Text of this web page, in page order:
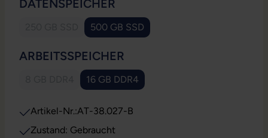
DATENSPEICHER
(Diese Option ist zurzeit nicht verfügbar.)
500 GB SSD
ARBEITSSPEICHER
(Diese Option ist zurzeit nicht verfügbar.)
16 GB DDR4
Artikel-Nr.:AT-38.027-B
Zustand: Gebraucht